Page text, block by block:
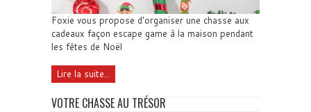
Foxie vous propose d'organiser une chasse aux
cadeaux façon escape game à la maison pendant
les fêtes de Noël
Lire la suite...
VOTRE CHASSE AU TRÉSOR